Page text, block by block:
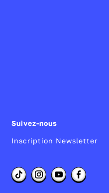
Suivez-nous
Inscription Newsletter